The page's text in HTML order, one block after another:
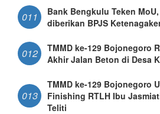
011
Bank Bengkulu Teken
diberikan BPJS
012
TMMD ke-129 Bojonegoro
Akhir Jalan Beton di Desa
013
TMMD ke-129 Bojonegoro
Finishing RTLH Ibu
Teliti